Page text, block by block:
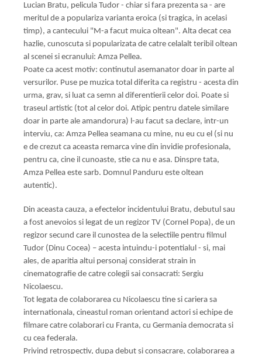
Lucian Bratu, pelicula Tudor - chiar si fara prezenta sa - are
meritul de a populariza varianta eroica (si tragica, in acelasi
timp), a cantecului "M-a facut muica oltean". Alta decat cea
hazlie, cunoscuta si popularizata de catre celalalt teribil oltean
al scenei si ecranului: Amza Pellea.
Poate ca acest motiv: continutul asemanator doar in parte al
versurilor. Puse pe muzica total diferita ca registru - acesta din
urma, grav, si luat ca semn al diferentierii celor doi. Poate si
traseul artistic (tot al celor doi. Atipic pentru datele similare
doar in parte ale amandorura) l-au facut sa declare, intr-un
interviu, ca: Amza Pellea seamana cu mine, nu eu cu el (si nu
e de crezut ca aceasta remarca vine din invidie profesionala,
pentru ca, cine il cunoaste, stie ca nu e asa. Dinspre tata,
Amza Pellea este sarb. Domnul Panduru este oltean
autentic).
Din aceasta cauza, a efectelor incidentului Bratu, debutul sau
a fost anevoios si legat de un regizor TV (Cornel Popa), de un
regizor secund care il cunostea de la selectiile pentru filmul
Tudor (Dinu Cocea) – acesta intuindu-i potentialul - si, mai
ales, de aparitia altui personaj considerat strain in
cinematografie de catre colegii sai consacrati: Sergiu
Nicolaescu.
Tot legata de colaborarea cu Nicolaescu tine si cariera sa
internationala, cineastul roman orientand actori si echipe de
filmare catre colaborari cu Franta, cu Germania democrata si
cu cea federala.
Privind retrospectiv, dupa debut si consacrare, colaborarea a